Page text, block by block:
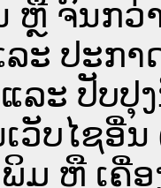
ຫຼື ຈົນກ
ະ ປະກ
ລະ ປັບປຸ
ວັບ​ໄຊ​ອື່
ມ ຫຼື ເຄື່